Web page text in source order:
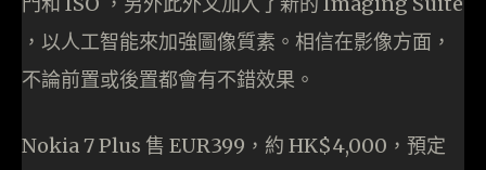
，以人工智能來加強圖像質素。相信在影像方面，
不論前置或後置都會有不錯效果。
Nokia 7 Plus 售 EUR399，約 HK$4,000，預定